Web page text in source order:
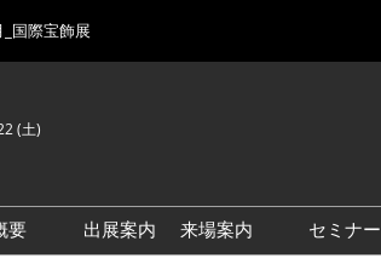
_国際宝飾展
(土)
要
出展案内
来場案内
セミナー